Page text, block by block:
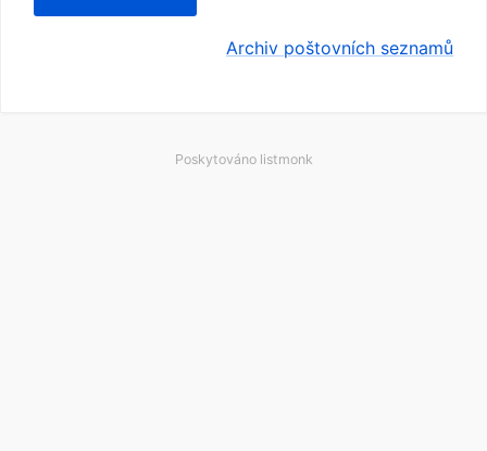
Archiv poštovních seznamů
Poskytováno listmonk